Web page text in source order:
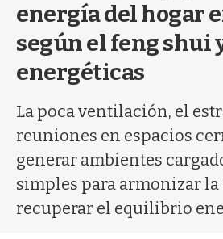
energía del hogar
según el feng shui
energéticas
La poca ventilación, el
reuniones en espacios
generar ambientes
simples para armonizar la
recuperar el equilibrio